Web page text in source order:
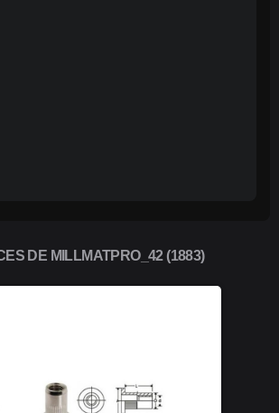
DE MILLMATPRO_42 (1883)